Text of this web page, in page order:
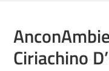
Ciriachino